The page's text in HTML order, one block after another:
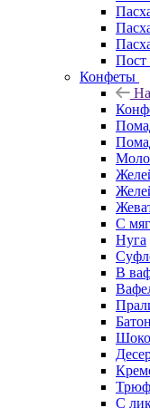
Пост
Конфеты
С
Нуга
В
С